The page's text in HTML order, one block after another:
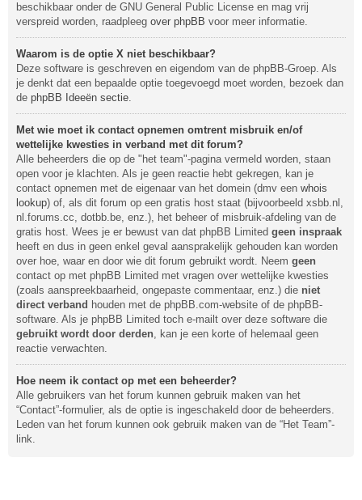
beschikbaar onder de GNU General Public License en mag vrij
verspreid worden, raadpleeg over phpBB voor meer informatie.
Waarom is de optie X niet beschikbaar?
Deze software is geschreven en eigendom van de phpBB-Groep. Als
je denkt dat een bepaalde optie toegevoegd moet worden, bezoek dan
de phpBB Ideeën sectie.
Met wie moet ik contact opnemen omtrent misbruik en/of
wettelijke kwesties in verband met dit forum?
Alle beheerders die op de "het team"-pagina vermeld worden, staan
open voor je klachten. Als je geen reactie hebt gekregen, kan je
contact opnemen met de eigenaar van het domein (dmv een whois
lookup) of, als dit forum op een gratis host staat (bijvoorbeeld xsbb.nl,
nl.forums.cc, dotbb.be, enz.), het beheer of misbruik-afdeling van de
gratis host. Wees je er bewust van dat phpBB Limited geen inspraak
heeft en dus in geen enkel geval aansprakelijk gehouden kan worden
over hoe, waar en door wie dit forum gebruikt wordt. Neem geen
contact op met phpBB Limited met vragen over wettelijke kwesties
(zoals aanspreekbaarheid, ongepaste commentaar, enz.) die niet
direct verband houden met de phpBB.com-website of de phpBB-
software. Als je phpBB Limited toch e-mailt over deze software die
gebruikt wordt door derden, kan je een korte of helemaal geen
reactie verwachten.
Hoe neem ik contact op met een beheerder?
Alle gebruikers van het forum kunnen gebruik maken van het
“Contact”-formulier, als de optie is ingeschakeld door de beheerders.
Leden van het forum kunnen ook gebruik maken van de “Het Team”-
link.